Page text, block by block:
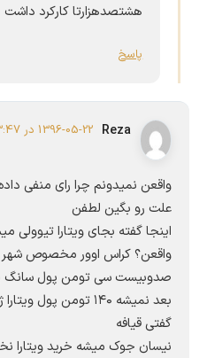
ھشتصدھزارتا کارکرد داشت
پاسخ
Reza 1396-05-22 در 23:47
واقعن نمیدونم چرا رای منفی
علت رو بگین لطفن
اینجا گفته بجای ویتارا تیوولی
واقعن؟ کراس اوور مخصوص شهر
صدوبیست سی تومن پول سانگ
بعد نمیشه ۱۴۰ تومن پول ویتارا ژاپنی داد؟
گفتی قیافه
نیسان جوک میشه خرید ویتارا